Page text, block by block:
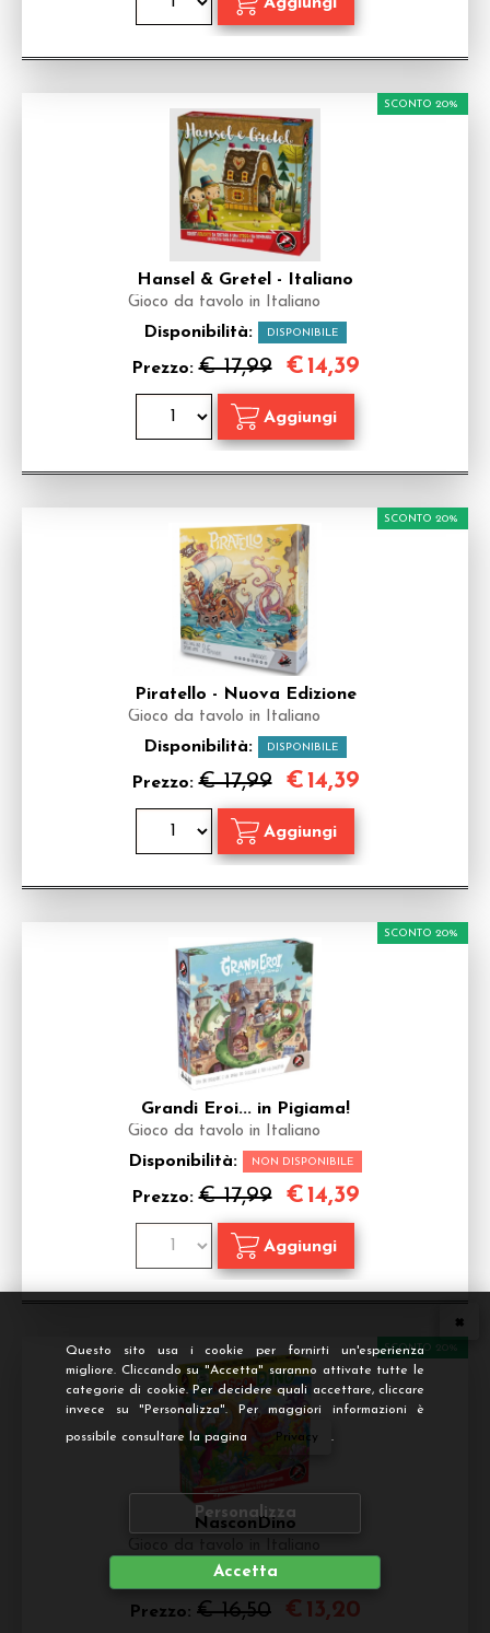
Questo sito usa i cookie per fornirti un'esperienza
migliore. Cliccando su "Accetta" saranno attivate tutte le
categorie di cookie. Per decidere quali accettare, cliccare
invece su "Personalizza". Per maggiori informazioni è
possibile consultare la pagina Privacy .
Personalizza
Accetta
Hansel & Gretel - Italiano
Gioco da tavolo in Italiano
Disponibilità: DISPONIBILE
Prezzo:€ 17,99
SCONTO 20%
€14,39
Piratello - Nuova Edizione
Gioco da tavolo in Italiano
Disponibilità: DISPONIBILE
Prezzo:€ 17,99
SCONTO 20%
€14,39
Grandi Eroi... in Pigiama!
Gioco da tavolo in Italiano
Disponibilità: NON DISPONIBILE
Prezzo:€ 17,99
SCONTO 20%
€14,39
NasconDino
Disponibilità: DISPONIBILE
Prezzo: € 16,50
SCONTO 20%
€ 13,20